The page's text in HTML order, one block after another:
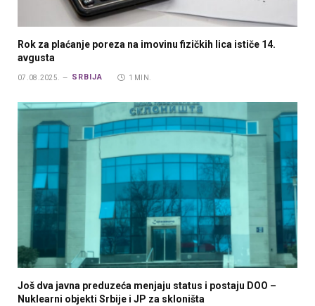
Rok za plaćanje poreza na imovinu fizičkih lica ističe 14.
avgusta
07.08.2025. SRBIJA 1 MIN.
Još dva javna preduzeća menjaju status i postaju DOO –
Nuklearni objekti Srbije i JP za skloništa